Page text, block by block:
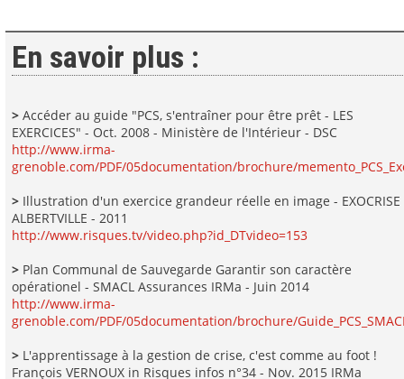
En savoir plus :
>Accéder au guide "PCS, s'entraîner pour être prêt - LES
EXERCICES" - Oct. 2008 - Ministère de l'Intérieur - DSC
http://www.irma-
grenoble.com/PDF/05documentation/brochure/
>Illustration d'un exercice grandeur réelle en image - EXOCRISE
ALBERTVILLE - 2011
http://www.risques.tv/video.php?id_DTvideo=153
>Plan Communal de Sauvegarde Garantir son caractère
opérationel - SMACL Assurances IRMa - Juin 2014
http://www.irma-
grenoble.com/PDF/05documentation/brochure/
>L'apprentissage à la gestion de crise, c'est comme au foot !
François VERNOUX in Risques infos n°34 - Nov. 2015 IRMa